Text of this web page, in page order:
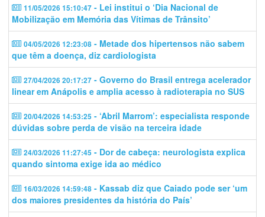
11/05/2026 15:10:47 - Lei institui o ‘Dia Nacional de
Mobilização em Memória das Vítimas de Trânsito’
04/05/2026 12:23:08 - Metade dos hipertensos não sabem
que têm a doença, diz cardiologista
27/04/2026 20:17:27 - Governo do Brasil entrega acelerador
linear em Anápolis e amplia acesso à radioterapia no SUS
20/04/2026 14:53:25 - ‘Abril Marrom’: especialista responde
dúvidas sobre perda de visão na terceira idade
24/03/2026 11:27:45 - Dor de cabeça: neurologista explica
quando sintoma exige ida ao médico
16/03/2026 14:59:48 - Kassab diz que Caiado pode ser ‘um
dos maiores presidentes da história do País’